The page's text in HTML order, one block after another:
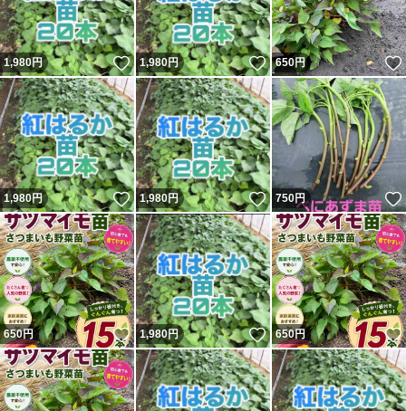
1,980円 いいね！
1,980円 いいね！
650円
1,980円 いいね！
1,980円 いいね！
750円
650円 いいね！
1,980円 いいね！
650円